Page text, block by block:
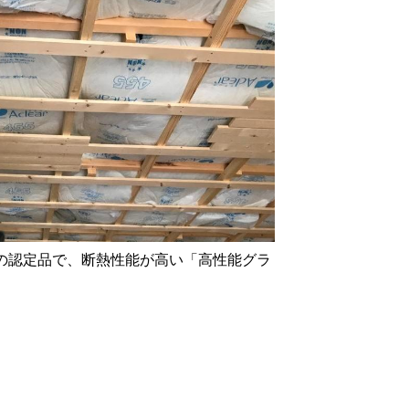
定品で、断熱性能が高い「高性能グラ